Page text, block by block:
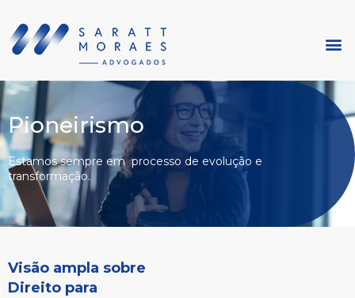
Pioneirismo
Estamos sempre em processo de evolução e
transformação.
Visão ampla sobre
Direito para